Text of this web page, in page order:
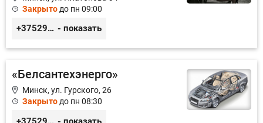
Закрыто до пн 09:00
+375296366367, +375298786497 - показать
«Белсантехэнерго»
Минск, ул. Гурского, 26
Закрытодо пн 08:30